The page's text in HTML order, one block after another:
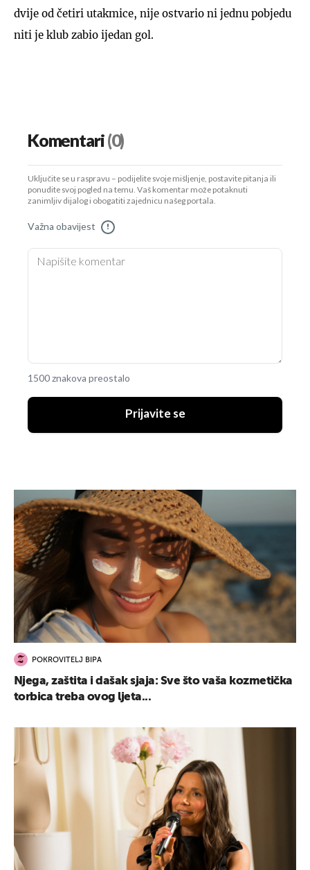
dvije od četiri utakmice, nije ostvario ni jednu pobjedu
niti je klub zabio ijedan gol.
Komentari(0)
Uključite se u raspravu – podijelite svoje mišljenje, postavite pitanja ili
ponudite svoj pogled na temu. Vaš komentar može potaknuti
zanimljiv dijalog i obogatiti zajednicu našeg portala.
Važna obavijest !
1500 znakova preostalo
Prijavite se
POKROVITELJ BIPA
Njega, zaštita i dašak sjaja: Sve što vaša kozmetička
torbica treba ovog ljeta...